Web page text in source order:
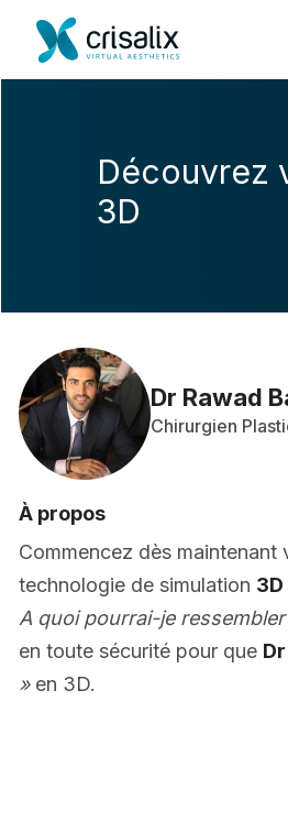
Découvrez
3D
Dr Rawad
Chirurgien
À propos
Commencez dès
technologie de simulation
A quoi pourrai-je
en toute sécurité pour que
»en 3D.